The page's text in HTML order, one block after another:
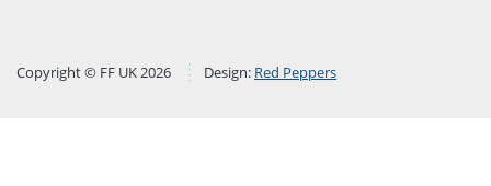
Copyright © FF UK 2026 Design: Red Peppers